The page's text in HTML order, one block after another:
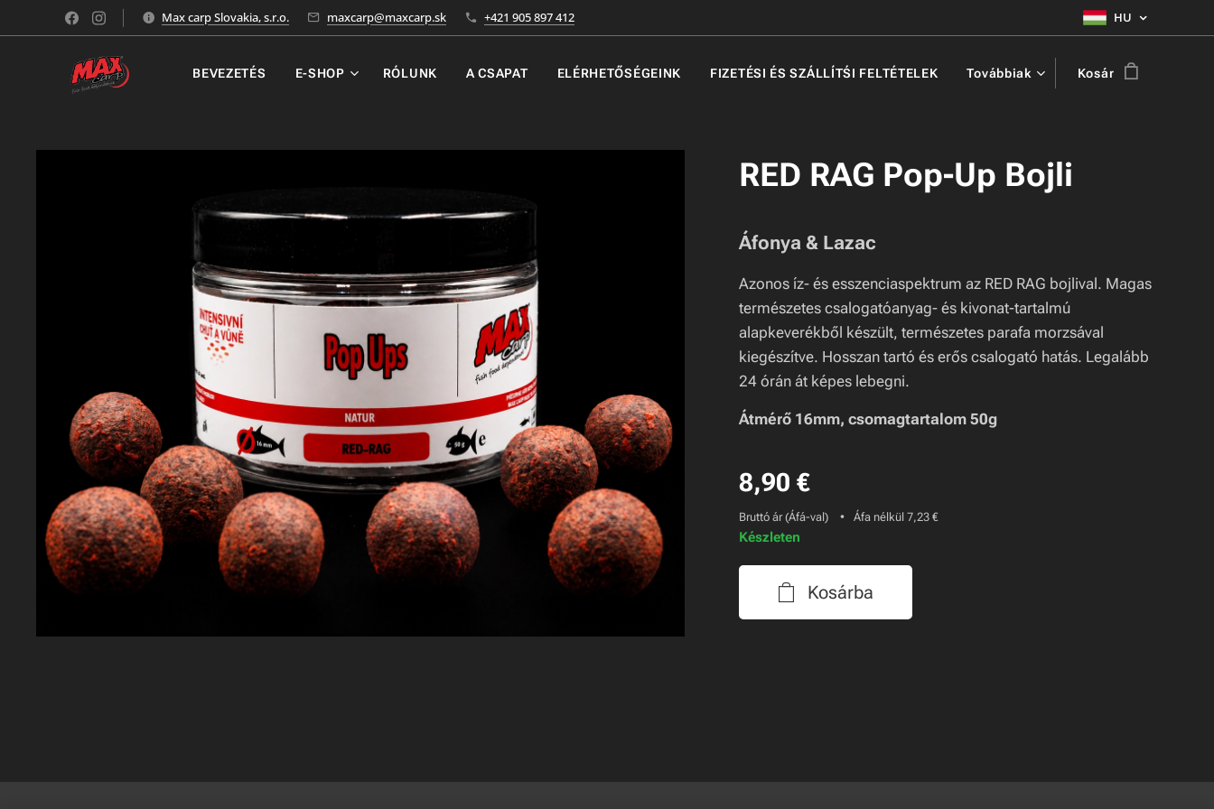
Max carp Slovakia, s.r.o. maxcarp@maxcarp.sk +421 905 897 412 HU
BEVEZETÉS E-SHOP RÓLUNK A CSAPAT ELÉRHETŐSÉGEINK FIZETÉSI ÉS SZÁLLÍTŚI FELTÉTELEK Továbbiak Kosár
RED RAG Pop-Up Bojli
Áfonya & Lazac
Azonos íz- és esszenciaspektrum az RED RAG bojlival. Magas
természetes csalogatóanyag- és kivonat-tartalmú
alapkeverékből készült, természetes parafa morzsával
kiegészítve. Hosszan tartó és erős csalogató hatás. Legalább
24 órán át képes lebegni.
Átmérő 16mm, csomagtartalom 50g
8,90 €
Bruttó ár (Áfá-val) Áfa nélkül 7,23 €
Készleten
Kosárba